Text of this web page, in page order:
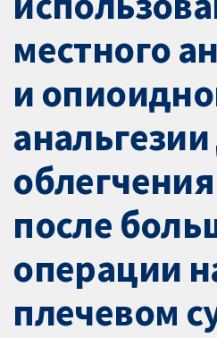
местного
и
после
операции
плечевом